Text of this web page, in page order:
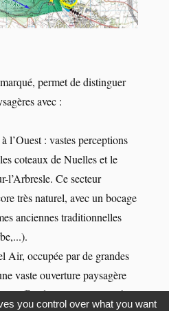
permet de distinguer
avec :
l’Ouest : vastes perceptions
coteaux de Nuelles et le
l’Arbresle. Ce secteur
très naturel, avec un bocage
anciennes traditionnelles
Air, occupée par de grandes
vaste ouverture paysagère
offre des vues remarquables
you control over what you want